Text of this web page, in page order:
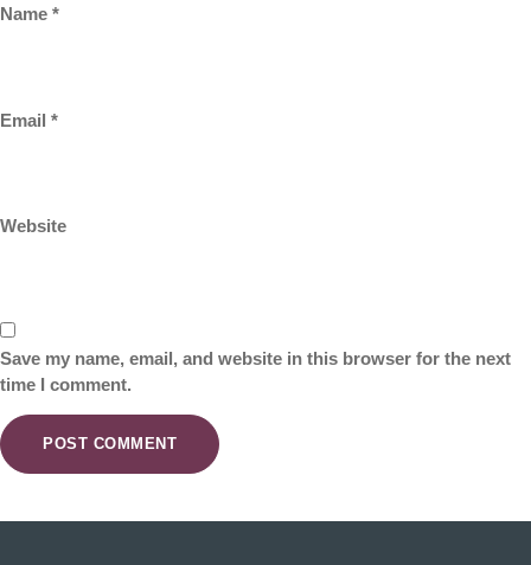
Name *
Email *
Website
Save my name, email, and website in this browser for the next
time I comment.